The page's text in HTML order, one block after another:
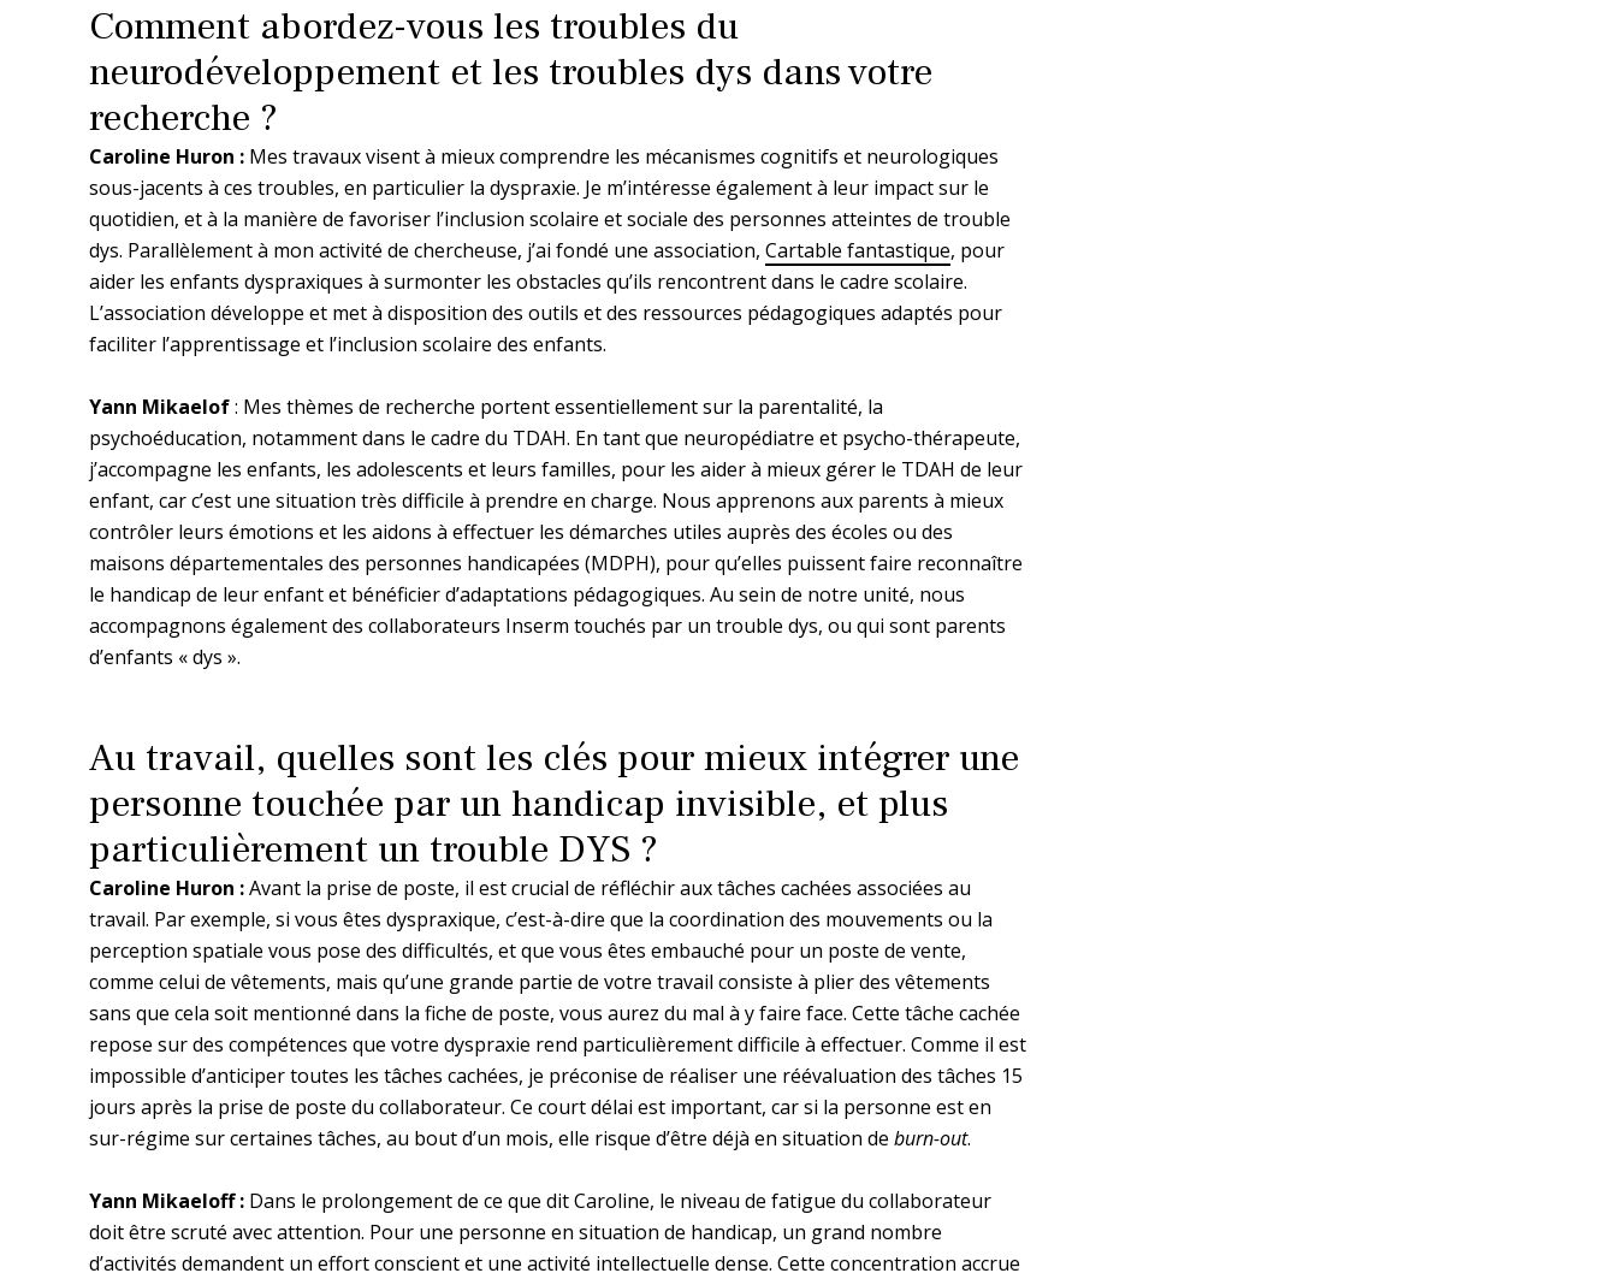
Comment abordez-vous les troubles du
neurodéveloppement et les troubles dys dans votre
recherche ?
Caroline Huron : Mes travaux visent à mieux comprendre les mécanismes cognitifs et neurologiques
sous-jacents à ces troubles, en particulier la dyspraxie. Je m’intéresse également à leur impact sur le
quotidien, et à la manière de favoriser l’inclusion scolaire et sociale des personnes atteintes de trouble
dys. Parallèlement à mon activité de chercheuse, j’ai fondé une association, Cartable fantastique, pour
aider les enfants dyspraxiques à surmonter les obstacles qu’ils rencontrent dans le cadre scolaire.
L’association développe et met à disposition des outils et des ressources pédagogiques adaptés pour
faciliter l’apprentissage et l’inclusion scolaire des enfants.
Yann Mikaelof: Mes thèmes de recherche portent essentiellement sur la parentalité, la
psychoéducation, notamment dans le cadre du TDAH. En tant que neuropédiatre et psycho-thérapeute,
j’accompagne les enfants, les adolescents et leurs familles, pour les aider à mieux gérer le TDAH de leur
enfant, car c’est une situation très difficile à prendre en charge. Nous apprenons aux parents à mieux
contrôler leurs émotions et les aidons à effectuer les démarches utiles auprès des écoles ou des
maisons départementales des personnes handicapées (MDPH), pour qu’elles puissent faire reconnaître
le handicap de leur enfant et bénéficier d’adaptations pédagogiques. Au sein de notre unité, nous
accompagnons également des collaborateurs Inserm touchés par un trouble dys, ou qui sont parents
d’enfants « dys ».
Au travail, quelles sont les clés pour mieux intégrer une
personne touchée par un handicap invisible, et plus
particulièrement un trouble DYS ?
Caroline Huron :Avant la prise de poste, il est crucial de réfléchir aux tâches cachées associées au
travail. Par exemple, si vous êtes dyspraxique, c’est-à-dire que la coordination des mouvements ou la
perception spatiale vous pose des difficultés, et que vous êtes embauché pour un poste de vente,
comme celui de vêtements, mais qu’une grande partie de votre travail consiste à plier des vêtements
sans que cela soit mentionné dans la fiche de poste, vous aurez du mal à y faire face. Cette tâche cachée
repose sur des compétences que votre dyspraxie rend particulièrement difficile à effectuer. Comme il est
impossible d’anticiper toutes les tâches cachées, je préconise de réaliser une réévaluation des tâches 15
jours après la prise de poste du collaborateur. Ce court délai est important, car si la personne est en
sur-régime sur certaines tâches, au bout d’un mois, elle risque d’être déjà en situation de burn-out.
Yann Mikaeloff : Dans le prolongement de ce que dit Caroline, le niveau de fatigue du collaborateur
doit être scruté avec attention. Pour une personne en situation de handicap, un grand nombre
d’activités demandent un effort conscient et une activité intellectuelle dense. Cette concentration accrue